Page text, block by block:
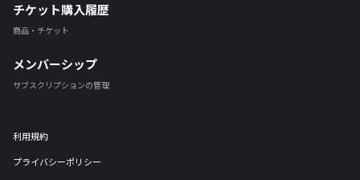
チケット購入履歴
商品・チケット
メンバーシップ
サブスクリプションの管理
利用規約
プライバシーポリシー